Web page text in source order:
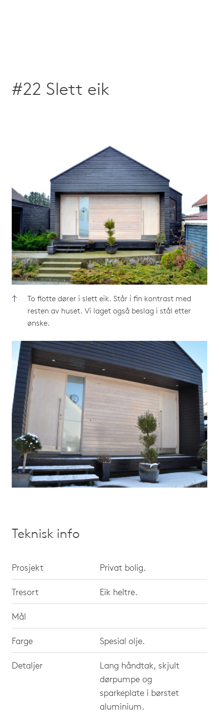
#22 Slett eik
To flotte dører i slett eik. Står i fin kontrast med
resten av huset. Vi laget også beslag i stål etter
ønske.
Teknisk info
Prosjekt Privat bolig.
Tresort Eik heltre.
Mål
Farge Spesial olje.
Detaljer
Lang håndtak, skjult
dørpumpe og
sparkeplate i børstet
aluminium.